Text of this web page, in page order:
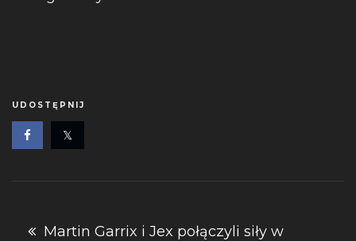
UDOSTĘPNIJ
Nawigacja
Martin Garrix i Jex połączyli siły w